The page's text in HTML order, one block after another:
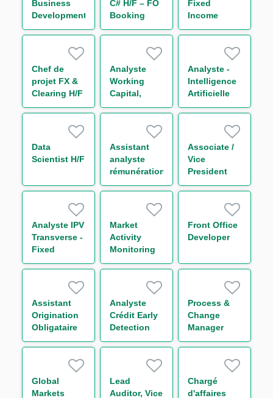
Business
Development
Analyst
C# H/F – FO
Booking
Risk - Non
Fixed
Income
Bonds
Chef de
projet FX &
Clearing H/F
Analyste
Working
Capital,
Receivable
Finance H/F
Analyste -
Intelligence
Artificielle
H/F
Data
Scientist H/F
Assistant
analyste
rémunération
H/F
Associate /
Vice
President
Sales Global
Division (FI
Sales Flow
Generalist)
Analyste IPV
Transverse -
Fixed
Income H/F
Market
Activity
Monitoring
Analyst M/F
Front Office
Developer
Assistant
Origination
Obligataire
H/F
Analyste
Crédit Early
Detection
H/F
Process &
Change
Manager
Middle-
Collatéral
H/F
Global
Markets
Lead
Auditor, Vice
Chargé
d'affaires